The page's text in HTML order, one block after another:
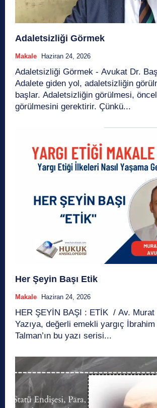
Adaletsizliği Görmek
Makale Haziran 24, 2026
Adaletsizliği Görmek - Avukat Dr.
Adalete giden yol, adaletsizliğin
başlar. Adaletsizliğin görülmesi,
görülmesini gerektirir. Çünkü...
Her Şeyin Başı Etik
Makale Haziran 24, 2026
HER ŞEYİN BAŞI : ETİK / Av. Murat
Yazıya, değerli emekli yargıç
Talman’ın bu yazı serisi...